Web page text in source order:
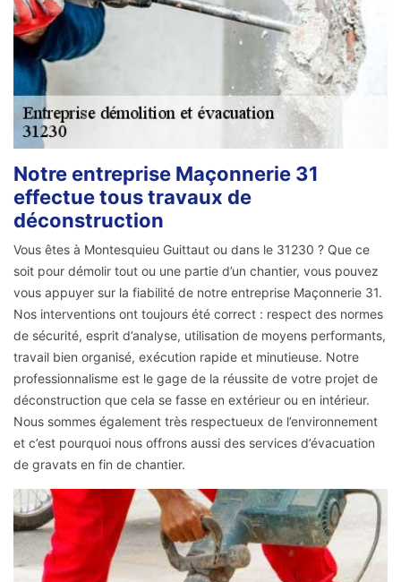
Notre entreprise Maçonnerie 31
effectue tous travaux de
déconstruction
Vous êtes à Montesquieu Guittaut ou dans le 31230 ? Que ce
soit pour démolir tout ou une partie d’un chantier, vous pouvez
vous appuyer sur la fiabilité de notre entreprise Maçonnerie 31.
Nos interventions ont toujours été correct : respect des normes
de sécurité, esprit d’analyse, utilisation de moyens performants,
travail bien organisé, exécution rapide et minutieuse. Notre
professionnalisme est le gage de la réussite de votre projet de
déconstruction que cela se fasse en extérieur ou en intérieur.
Nous sommes également très respectueux de l’environnement
et c’est pourquoi nous offrons aussi des services d’évacuation
de gravats en fin de chantier.